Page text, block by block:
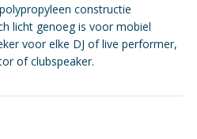
constructie
licht genoeg is voor mobiel
voor elke DJ of live performer,
of clubspeaker.